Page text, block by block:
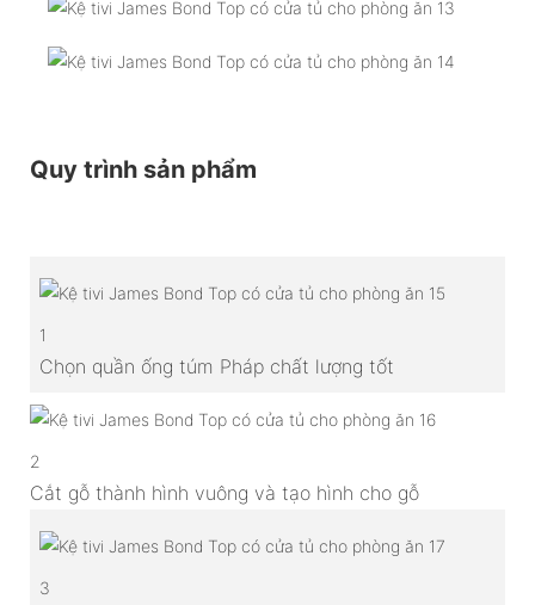
Quy trình sản phẩm
1
Chọn quần ống túm Pháp chất lượng tốt
2
Cắt gỗ thành hình vuông và tạo hình cho gỗ
3